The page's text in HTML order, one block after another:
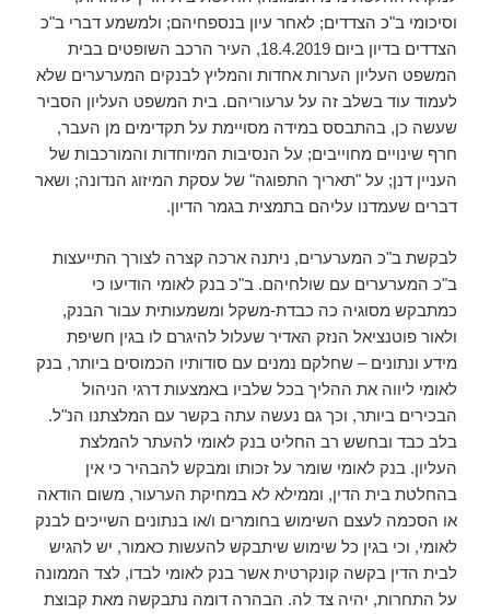
וסיכומי ב"כ הצדדים; לאחר עיון בנספחיהם; ולמשמע דברי ב"כ
הצדדים בדיון ביום 18.4.2019, העיר הרכב השופטים בבית
המשפט העליון הערות אחדות והמליץ לבנקים המערערים שלא
לעמוד עוד בשלב זה על ערעוריהם. בית המשפט העליון הסביר
שעשה כן, בהתבסס במידה מסויימת על תקדימים מן העבר,
חרף שינויים מחוייבים; על הנסיבות המיוחדות והמורכבות של
העניין דנן; על "תאריך התפוגה" של עסקת המיזוג הנדונה; ושאר
דברים שעמדנו עליהם בתמצית בגמר הדיון.
לבקשת ב"כ המערערים, ניתנה ארכה קצרה לצורך התייעצות
ב"כ המערערים עם שולחיהם. ב"כ בנק לאומי הודיעו כי
כמתבקש מסוגיה כה כבדת-משקל ומשמעותית עבור הבנק,
ולאור פוטנציאל הנזק האדיר שעלול להיגרם לו בגין חשיפת
מידע ונתונים – שחלקם נמנים עם סודותיו הכמוסים ביותר, בנק
לאומי ליווה את ההליך בכל שלביו באמצעות דרגי הניהול
הבכירים ביותר, וכך גם נעשה עתה בקשר עם המלצתנו הנ"ל.
בלב כבד ובחשש רב החליט בנק לאומי להעתר להמלצת
העליון. בנק לאומי שומר על זכותו ומבקש להבהיר כי אין
בהחלטת בית הדין, וממילא לא במחיקת הערעור, משום הודאה
או הסכמה לעצם השימוש בחומרים ו/או בנתונים השייכים לבנק
לאומי, וכי בגין כל שימוש שיתבקש להעשות כאמור, יש להגיש
לבית הדין בקשה קונקרטית אשר בנק לאומי לבדו, לצד הממונה
על התחרות, יהיה צד לה. הבהרה דומה נתבקשה מאת קבוצת